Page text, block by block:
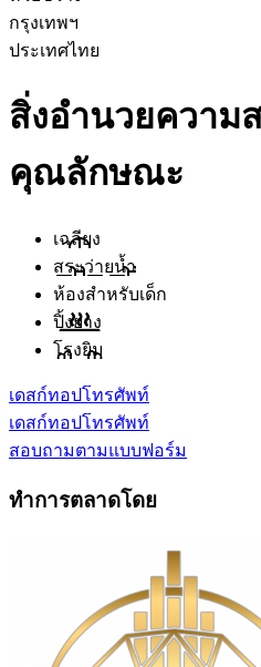
กรุงเทพฯ
ประเทศไทย
สิ่งอำนวยความ
คุณลักษณะ
เฉลียง
สระว่ายน้ำ
ห้องสำหรับเด็ก
ปิ้งย่าง
โรงยิม
เดสก์ทอปโทรศัพท์
เดสก์ทอปโทรศัพท์
สอบถามตามแบบฟอร์ม
ทำการตลาดโดย